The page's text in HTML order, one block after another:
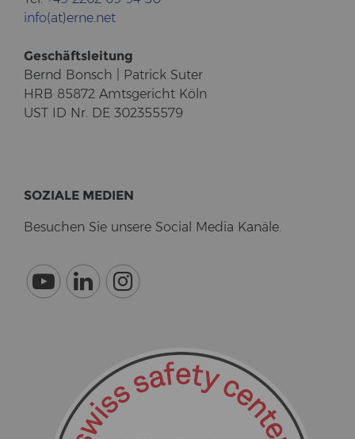
info(at)erne.net
Ge­schäfts­lei­tung
Bernd Bonsch | Pa­trick Suter
HRB 85872 Amts­ge­richt Köln
UST ID Nr. DE 302355579
SO­ZIA­LE ME­DI­EN
Be­su­chen Sie un­se­re So­cial Media Ka­nä­le.